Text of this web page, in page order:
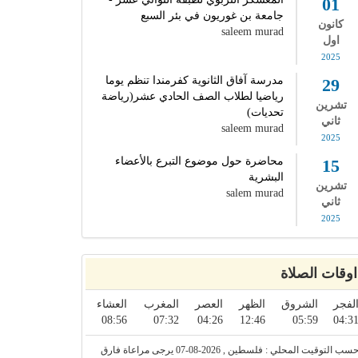
01
كانون
اول
2025
جامعة بن غوريون في بئر السبع
saleem murad
29
تشرين
ثاني
2025
مدرسة آفاق الثانوية كفرمندا تنظم يوما
رياضيا لطلاب الصف الحادي عشر(رياضة
تحديات)
saleem murad
15
تشرين
ثاني
2025
محاضرة حول موضوع التبرع بالأعضاء
البشرية
salem murad
اوقات الصلاة
الفجر
04:31
الشروق
05:59
الظهر
12:46
العصر
04:26
المغرب
07:32
العشاء
08:56
حسب التوقيت المحلي : فلسطين , 2026-08-07 يرجى مراعاة فارق